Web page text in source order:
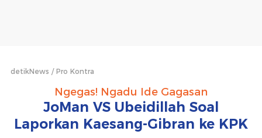
detikNews Pro Kontra
Ngegas! Ngadu Ide Gagasan
JoMan VS Ubeidillah Soal
Laporkan Kaesang-Gibran ke KPK